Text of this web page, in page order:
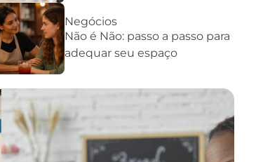
Negócios
Não é Não: passo a passo para
adequar seu espaço